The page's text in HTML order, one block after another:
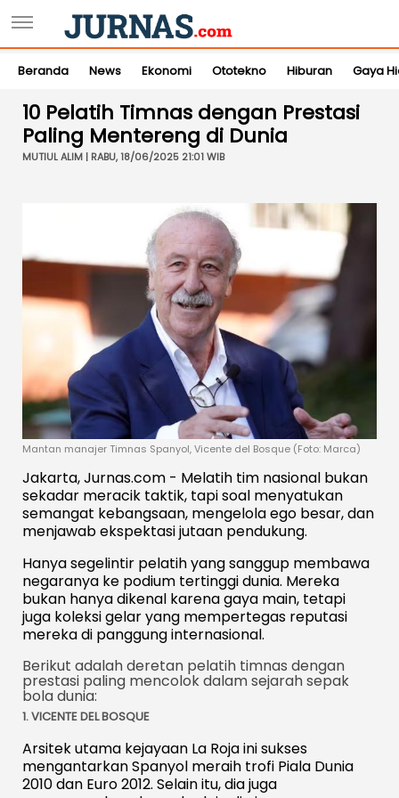
Beranda News Ekonomi Ototekno Hiburan Gaya
10 Pelatih Timnas dengan Prestasi
Paling Mentereng di Dunia
MUTIUL ALIM | RABU, 18/06/2025 21:01 WIB
Mantan manajer Timnas Spanyol, Vicente del Bosque (Foto: Marca)
Jakarta, Jurnas.com - Melatih tim nasional bukan
sekadar meracik taktik, tapi soal menyatukan
semangat kebangsaan, mengelola ego besar, dan
menjawab ekspektasi jutaan pendukung.
Hanya segelintir pelatih yang sanggup membawa
negaranya ke podium tertinggi dunia. Mereka
bukan hanya dikenal karena gaya main, tetapi
juga koleksi gelar yang mempertegas reputasi
mereka di panggung internasional.
Berikut adalah deretan pelatih timnas dengan
prestasi paling mencolok dalam sejarah sepak
bola dunia:
1. VICENTE DEL BOSQUE
Arsitek utama kejayaan La Roja ini sukses
mengantarkan Spanyol meraih trofi Piala Dunia
2010 dan Euro 2012. Selain itu, dia juga